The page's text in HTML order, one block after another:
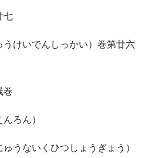
七
けいでんしっかい）巻第廿六
巻
ろん）
うないくひつしょうぎょう）